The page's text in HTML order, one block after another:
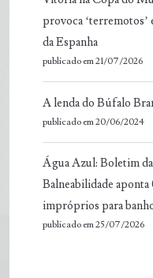
provoca ‘terremotos’
da Espanha
publicado em 21/07/2026
A lenda do Búfalo
publicado em 20/06/2024
Água Azul: Boletim da
Balneabilidade
impróprios para
publicado em 25/07/2026